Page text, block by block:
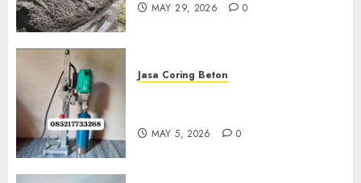
MAY 29, 2026 0
Jasa Coring Beton
MAY 5, 2026 0